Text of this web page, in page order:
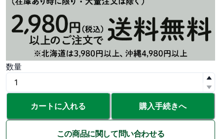
数量
カートに入れる 購入手続きへ
この商品に関して問い合わせる